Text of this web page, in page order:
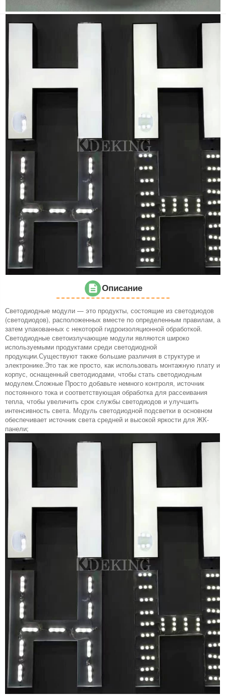
Описание
Светодиодные модули — это продукты, состоящие из светодиодов
(светодиодов), расположенных вместе по определенным правилам, а
затем упакованных с некоторой гидроизоляционной обработкой.
Светодиодные светоизлучающие модули являются широко
используемыми продуктами среди светодиодной
продукции.Существуют также большие различия в структуре и
электронике.Это так же просто, как использовать монтажную плату и
корпус, оснащенный светодиодами, чтобы стать светодиодным
модулем.Сложные Просто добавьте немного контроля, источник
постоянного тока и соответствующая обработка для рассеивания
тепла, чтобы увеличить срок службы светодиодов и улучшить
интенсивность света. Модуль светодиодной подсветки в основном
обеспечивает источник света средней и высокой яркости для ЖК-
панели;